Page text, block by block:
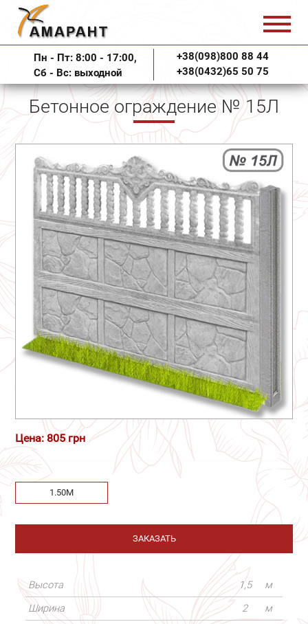
Пн - Пт: 8:00 - 17:00,
Сб - Вс: выходной
+38(098)800 88 44
+38(0432)65 50 75
Бетонное ограждение № 15Л
Цена: 805 грн
1.50М
ЗАКАЗАТЬ
Высота 1,5
м
Ширина
2
м